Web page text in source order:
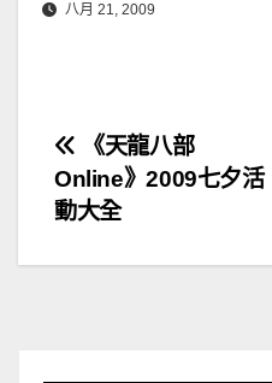
八月 21, 2009
文
章
導
《天龍八部
Online》2009七夕活
動大全